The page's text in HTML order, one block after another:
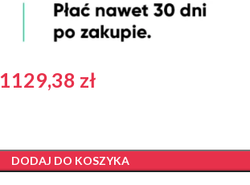
1129,38 zł
DODAJ DO KOSZYKA